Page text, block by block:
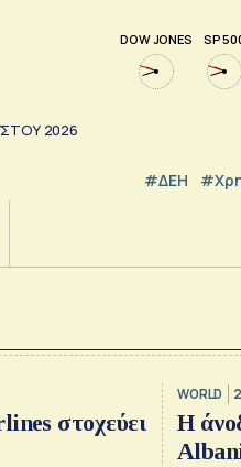
DOW JONES SP
2026
#ΔΕΗ
στοχεύει
WORLD
Η